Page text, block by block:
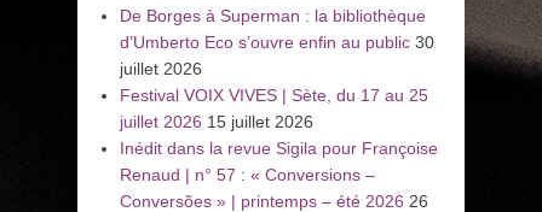
De Borges à Superman : la bibliothèque
d’Umberto Eco s’ouvre enfin au public 30
juillet 2026
Festival VOIX VIVES | Sète, du 17 au 25
juillet 2026 15 juillet 2026
Inédit dans la revue Sigila pour Françoise
Renaud | n° 57 : « Conversions –
Conversões » | printemps – été 2026 26